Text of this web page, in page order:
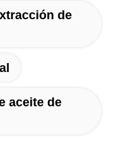
de
aceite de